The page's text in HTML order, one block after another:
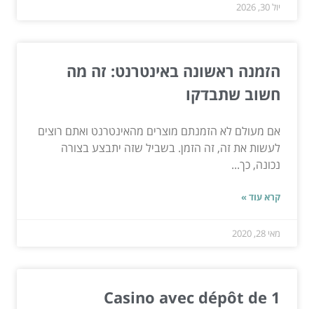
יול 30, 2026
הזמנה ראשונה באינטרנט: זה מה
חשוב שתבדקו
אם מעולם לא הזמנתם מוצרים מהאינטרנט ואתם רוצים
לעשות את זה, זה הזמן. בשביל שזה יתבצע בצורה
נכונה, כך...
קרא עוד »
מאי 28, 2020
Casino avec dépôt de 1